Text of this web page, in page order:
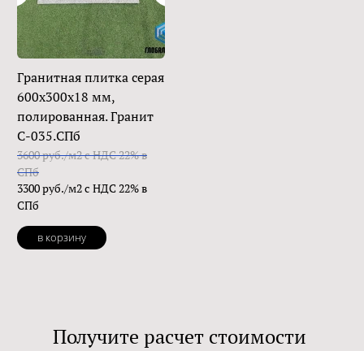
Гранитная плитка серая
600x300x18 мм,
полированная. Гранит
C-035.СПб
3600 руб./м2 с НДС 22% в
СПб
3300 руб./м2 с НДС 22% в
СПб
в корзину
Получите расчет стоимости